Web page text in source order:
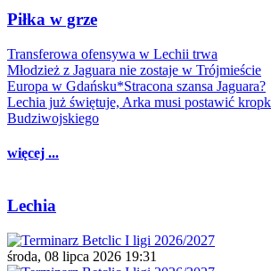
Piłka w grze
Transferowa ofensywa w Lechii trwa
Młodzież z Jaguara nie zostaje w Trójmieście
Europa w Gdańsku*Stracona szansa Jaguara?
Lechia już świętuje, Arka musi postawić
Budziwojskiego
więcej ...
Lechia
środa, 08 lipca 2026 19:31